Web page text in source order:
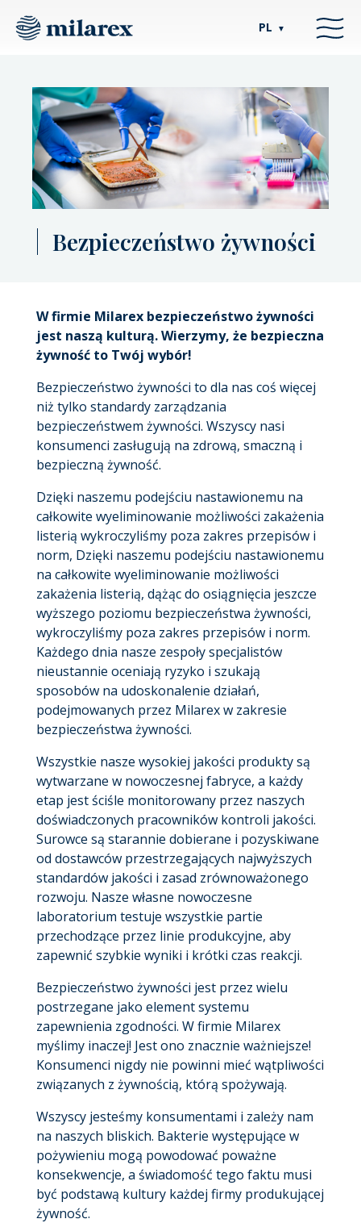
PL ▼
Bezpieczeństwo żywności
W firmie Milarex bezpieczeństwo żywności
jest naszą kulturą. Wierzymy, że bezpieczna
żywność to Twój wybór!
Bezpieczeństwo żywności to dla nas coś więcej
niż tylko standardy zarządzania
bezpieczeństwem żywności. Wszyscy nasi
konsumenci zasługują na zdrową, smaczną i
bezpieczną żywność.
Dzięki naszemu podejściu nastawionemu na
całkowite wyeliminowanie możliwości zakażenia
listerią wykroczyliśmy poza zakres przepisów i
norm, Dzięki naszemu podejściu nastawionemu
na całkowite wyeliminowanie możliwości
zakażenia listerią, dążąc do osiągnięcia jeszcze
wyższego poziomu bezpieczeństwa żywności,
wykroczyliśmy poza zakres przepisów i norm.
Każdego dnia nasze zespoły specjalistów
nieustannie oceniają ryzyko i szukają
sposobów na udoskonalenie działań,
podejmowanych przez Milarex w zakresie
bezpieczeństwa żywności.
Wszystkie nasze wysokiej jakości produkty są
wytwarzane w nowoczesnej fabryce, a każdy
etap jest ściśle monitorowany przez naszych
doświadczonych pracowników kontroli jakości.
Surowce są starannie dobierane i pozyskiwane
od dostawców przestrzegających najwyższych
standardów jakości i zasad zrównoważonego
rozwoju. Nasze własne nowoczesne
laboratorium testuje wszystkie partie
przechodzące przez linie produkcyjne, aby
zapewnić szybkie wyniki i krótki czas reakcji.
Bezpieczeństwo żywności jest przez wielu
postrzegane jako element systemu
zapewnienia zgodności. W firmie Milarex
myślimy inaczej! Jest ono znacznie ważniejsze!
Konsumenci nigdy nie powinni mieć wątpliwości
związanych z żywnością, którą spożywają.
Wszyscy jesteśmy konsumentami i zależy nam
na naszych bliskich. Bakterie występujące w
pożywieniu mogą powodować poważne
konsekwencje, a świadomość tego faktu musi
być podstawą kultury każdej firmy produkującej
żywność.